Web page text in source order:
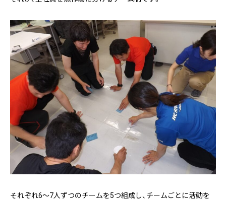
それぞれ6～7人ずつのチームを5つ組成し、チームごとに活動を